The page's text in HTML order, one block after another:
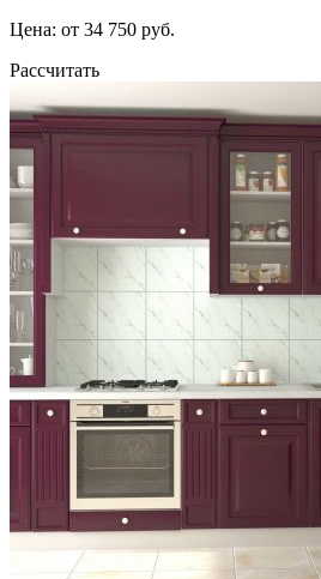
Цена: от 34 750 руб.
Рассчитать